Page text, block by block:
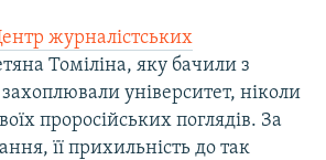
журналістських
Томіліна, яку бачили з
університет, ніколи
проросійських поглядів. За
її прихильність до так